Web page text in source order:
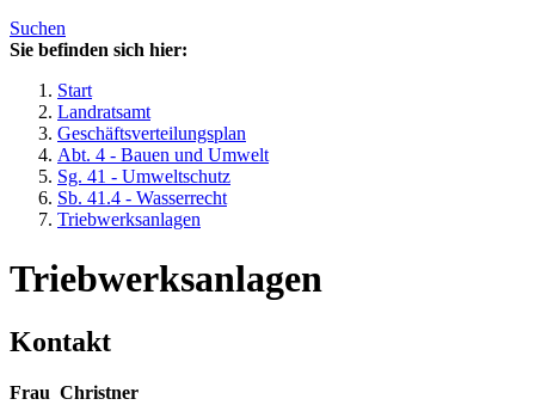
Suchen
Sie befinden sich hier:
Start
Landratsamt
Geschäftsverteilungsplan
Abt. 4 - Bauen und Umwelt
Sg. 41 - Umweltschutz
Sb. 41.4 - Wasserrecht
Triebwerksanlagen
Triebwerksanlagen
Kontakt
Frau Christner